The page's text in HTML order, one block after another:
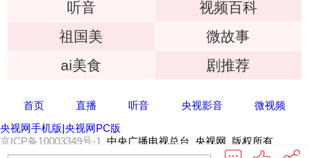
听音
视频百科
祖国美
微故事
ai美食
剧推荐
首页 直播 听音 央视影音
微视频
央视网手机版|央视网PC版
京ICP备10003349号-1
中央广播电视总台 央视网 版权所有